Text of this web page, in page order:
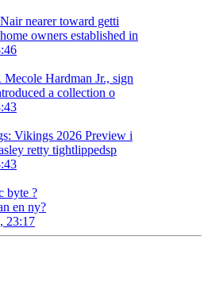
nearer toward getti
owners established in
Hardman Jr., sign
a collection o
Vikings 2026 Preview i
retty tightlippedsp
byte ?
en ny?
23:17